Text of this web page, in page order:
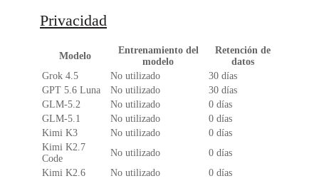
Privacidad
Modelo
Entrenamiento del
modelo
Retención de
datos
Grok 4.5
No utilizado
30 días
GPT 5.6 Luna
No utilizado
30 días
GLM-5.2
No utilizado
0 días
GLM-5.1
No utilizado
0 días
Kimi K3
No utilizado
0 días
Kimi K2.7
Code
No utilizado
0 días
Kimi K2.6
No utilizado
0 días